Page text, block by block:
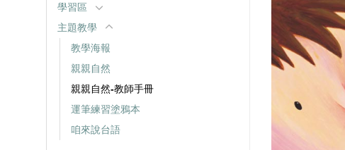
學習區
主題教學
教學海報
親親自然
親親自然-教師手冊
運筆練習塗鴉本
咱來說台語